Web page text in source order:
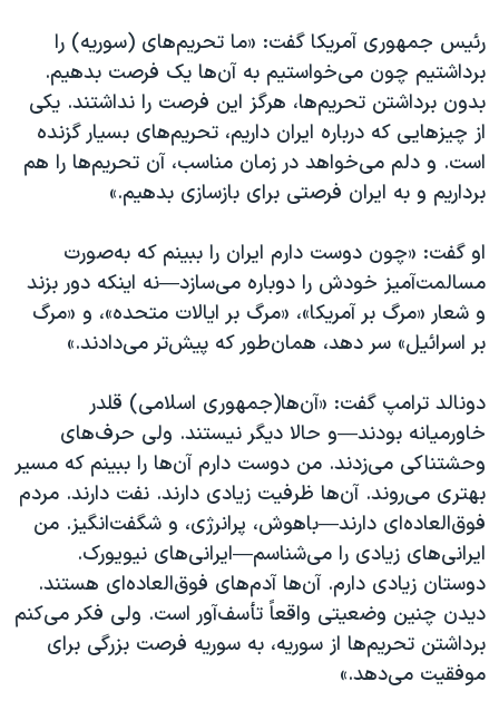
رئیس جمهوری آمریکا گفت: «ما تحریم‌های (سوریه) را
برداشتیم چون می‌خواستیم به آن‌ها یک فرصت بدهیم.
بدون برداشتن تحریم‌ها، هرگز این فرصت را نداشتند. یکی
از چیزهایی که درباره ایران داریم، تحریم‌های بسیار گزنده
است. و دلم می‌خواهد در زمان مناسب، آن تحریم‌ها را هم
برداریم و به ایران فرصتی برای بازسازی بدهیم.»
او گفت: «چون دوست دارم ایران را ببینم که به‌صورت
مسالمت‌آمیز خودش را دوباره می‌سازد—نه اینکه دور بزند
و شعار «مرگ بر آمریکا»، «مرگ بر ایالات متحده»، و «مرگ
بر اسرائیل» سر دهد، همان‌طور که پیش‌تر می‌دادند.»
دونالد ترامپ گفت: «آن‌ها(جمهوری اسلامی) قلدر
خاورمیانه بودند—و حالا دیگر نیستند. ولی حرف‌های
وحشتناکی می‌زدند. من دوست دارم آن‌ها را ببینم که مسیر
بهتری می‌روند. آن‌ها ظرفیت زیادی دارند. نفت دارند. مردم
فوق‌العاده‌ای دارند—باهوش، پرانرژی، و شگفت‌انگیز. من
ایرانی‌های زیادی را می‌شناسم—ایرانی‌های نیویورک.
دوستان زیادی دارم. آن‌ها آدم‌های فوق‌العاده‌ای هستند.
دیدن چنین وضعیتی واقعاً تأسف‌آور است. ولی فکر می‌کنم
برداشتن تحریم‌ها از سوریه، به سوریه فرصت بزرگی برای
موفقیت می‌دهد.»